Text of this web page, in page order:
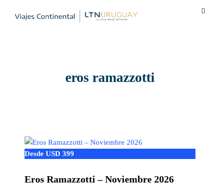
eros ramazzotti
Desde USD 399
Eros Ramazzotti – Noviembre 2026